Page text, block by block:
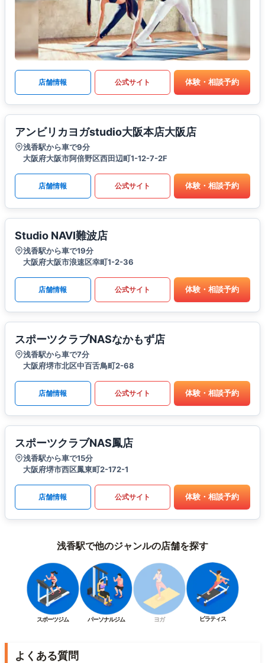
店舗情報 公式サイト 体験・相談予約
アンビリカヨガstudio大阪本店大阪店
浅香駅から車で9分
大阪府大阪市阿倍野区西田辺町1-12-7-2F
店舗情報 公式サイト 体験・相談予約
Studio NAVI難波店
浅香駅から車で19分
大阪府大阪市浪速区幸町1-2-36
店舗情報 公式サイト 体験・相談予約
スポーツクラブNASなかもず店
浅香駅から車で7分
大阪府堺市北区中百舌鳥町2-68
店舗情報 公式サイト 体験・相談予約
スポーツクラブNAS鳳店
浅香駅から車で15分
大阪府堺市西区鳳東町2-172-1
店舗情報 公式サイト 体験・相談予約
浅香駅で他のジャンルの店舗を探す
スポーツジム パーソナルジム ヨガ ピラティス
よくある質問